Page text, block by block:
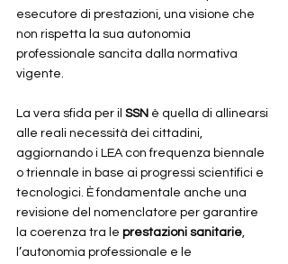
esecutore di prestazioni, una visione che
non rispetta la sua autonomia
professionale sancita dalla normativa
vigente.
La vera sfida per il SSN è quella di allinearsi
alle reali necessità dei cittadini,
aggiornando i LEA con frequenza biennale
o triennale in base ai progressi scientifici e
tecnologici. È fondamentale anche una
revisione del nomenclatore per garantire
la coerenza tra le prestazioni sanitarie,
l’autonomia professionale e le